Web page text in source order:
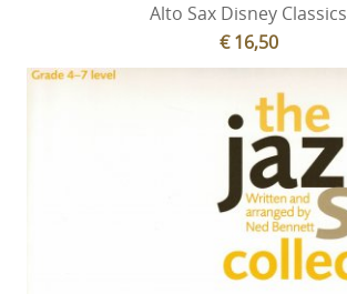
Alto Sax Disney Classics
€ 16,50